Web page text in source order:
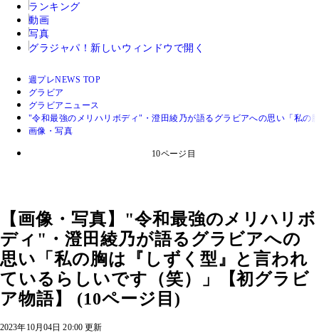
ランキング
動画
写真
グラジャパ！ 新しいウィンドウで開く
週プレNEWS TOP
グラビア
グラビアニュース
"令和最強のメリハリボディ"・澄田綾乃が語るグラビアへの思い「私
画像・写真
10ページ目
【画像・写真】"令和最強のメリハリボ
ディ"・澄田綾乃が語るグラビアへの
思い「私の胸は『しずく型』と言われ
ているらしいです（笑）」【初グラビ
ア物語】 (10ページ目)
2023年10月04日 20:00 更新